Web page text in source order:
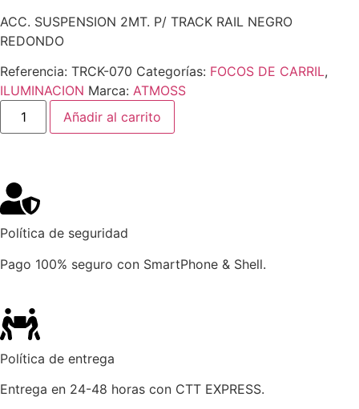
ACC. SUSPENSION 2MT. P/ TRACK RAIL NEGRO
REDONDO
Referencia: TRCK-070 Categorías: FOCOS DE CARRIL,
ILUMINACION Marca: ATMOSS
Añadir al carrito
Política de seguridad
Pago 100% seguro con SmartPhone & Shell.
Política de entrega
Entrega en 24-48 horas con CTT EXPRESS.